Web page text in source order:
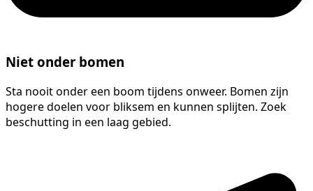
Niet onder bomen
Sta nooit onder een boom tijdens onweer. Bomen zijn
hogere doelen voor bliksem en kunnen splijten. Zoek
beschutting in een laag gebied.